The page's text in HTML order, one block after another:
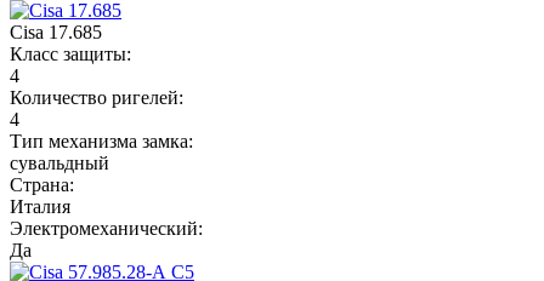
Cisa 17.685
Класс защиты:
4
Количество ригелей:
4
Тип механизма замка:
сувальдный
Страна:
Италия
Электромеханический:
Да